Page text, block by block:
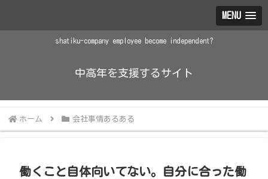
MENU
shatiku-company employee become independent?
中高年を支援するサイト
ホーム 会社事情あるある
働くこと自体向いてない。自分に合った働